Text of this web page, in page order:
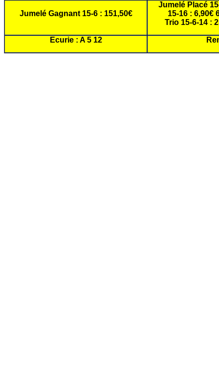
Jumelé Gagnant 15-6 : 151,50€
Jumelé Placé
15-16 : 6,90€
Trio 15-6-14 :
Ecurie : A 5 12